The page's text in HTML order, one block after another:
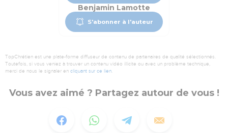
Benjamin Lamotte
S'abonner à l'auteur
TopChrétien est une plate-forme diffuseur de contenu de partenaires de qualité sélectionnés.
Toutefois, si vous veniez à trouver un contenu vidéo illicite ou avec un problème technique,
merci de nous le signaler en cliquant sur ce lien.
Vous avez aimé ? Partagez autour de vous !